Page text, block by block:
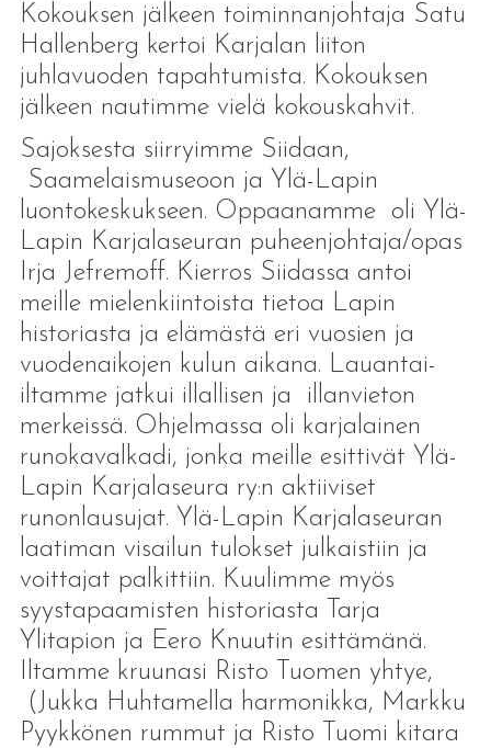
Kokouksen jälkeen toiminnanjohtaja Satu
Hallenberg kertoi Karjalan liiton
juhlavuoden tapahtumista. Kokouksen
jälkeen nautimme vielä kokouskahvit.
Sajoksesta siirryimme Siidaan,
Saamelaismuseoon ja Ylä-Lapin
luontokeskukseen. Oppaanamme oli Ylä-
Lapin Karjalaseuran puheenjohtaja/opas
Irja Jefremoff. Kierros Siidassa antoi
meille mielenkiintoista tietoa Lapin
historiasta ja elämästä eri vuosien ja
vuodenaikojen kulun aikana. Lauantai-
iltamme jatkui illallisen ja illanvieton
merkeissä. Ohjelmassa oli karjalainen
runokavalkadi, jonka meille esittivät Ylä-
Lapin Karjalaseura ry:n aktiiviset
runonlausujat. Ylä-Lapin Karjalaseuran
laatiman visailun tulokset julkaistiin ja
voittajat palkittiin. Kuulimme myös
syystapaamisten historiasta Tarja
Ylitapion ja Eero Knuutin esittämänä.
Iltamme kruunasi Risto Tuomen yhtye,
(Jukka Huhtamella harmonikka, Markku
Pyykkönen rummut ja Risto Tuomi kitara